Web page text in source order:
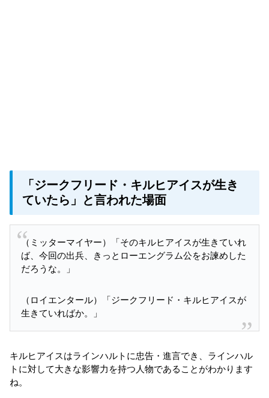
「ジークフリード・キルヒアイスが生き
ていたら」と言われた場面
（ミッターマイヤー）「そのキルヒアイスが生きていれ
ば、今回の出兵、きっとローエングラム公をお諫めした
だろうな。」
（ロイエンタール）「ジークフリード・キルヒアイスが
生きていればか。」
キルヒアイスはラインハルトに忠告・進言でき、ラインハル
トに対して大きな影響力を持つ人物であることがわかります
ね。